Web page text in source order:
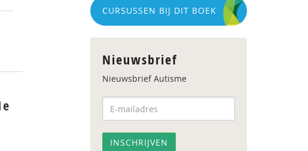
CURSUSSEN BIJ DIT BOEK
Nieuwsbrief
Nieuwsbrief Autisme